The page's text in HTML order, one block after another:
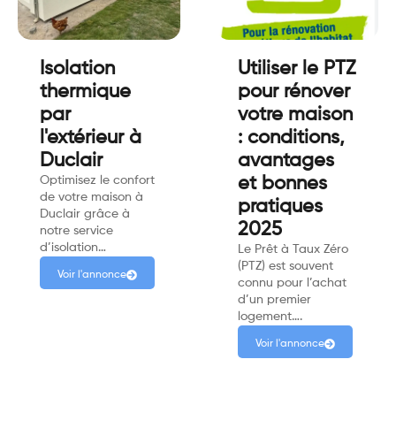
Isolation
thermique
par
l'extérieur à
Duclair
Optimisez le confort
de votre maison à
Duclair grâce à
notre service
d’isolation…
Voir l'annonce
Utiliser le PTZ
pour rénover
votre maison
: conditions,
avantages
et bonnes
pratiques
2025
Le Prêt à Taux Zéro
(PTZ) est souvent
connu pour l’achat
d’un premier
logement….
Voir l'annonce